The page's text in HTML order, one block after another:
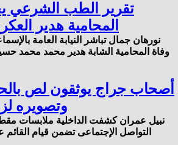
تقرير الطب الشرعي
المحامية هدير
نورهان جمال تباشر النيابة العامة
وفاة المحامية الشابة هدير محمد محمد
أصحاب جراج يوثقون لص
وتصويره
نبيل عمران كشفت الداخلية ملابسات
التواصل الإجتماعى تضمن قيام القائم